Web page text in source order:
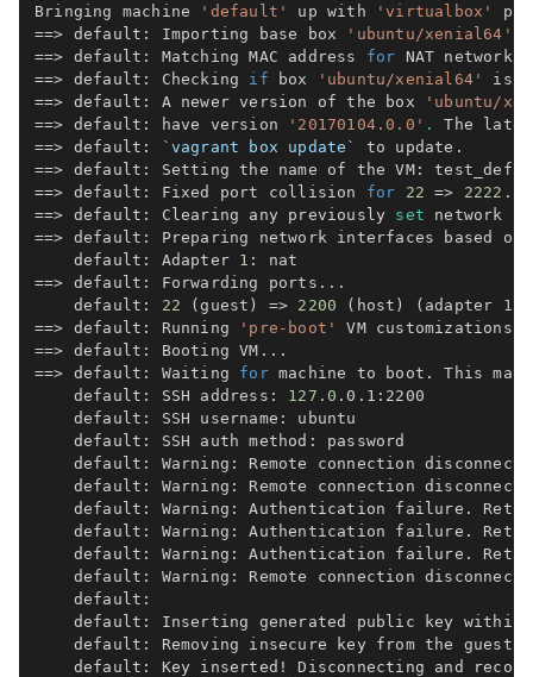
Bringing machine
'default' up with 'virtualbox'
==> default: Importing base box 'ubuntu/xenial64'
==> default: Matching MAC address for NAT
==> default: Checking if box 'ubuntu/xenial64'
is
==> default: A newer version of the box
'ubuntu/
==> default: have version '20170104.0.0' .
The
==> default: ` vagrant box update `
==>
==> default: Fixed port collision for 22 => 2222 .
==> default: Clearing any previously set network
==> default: Preparing network interfaces based on
    default: Adapter
1
==> default: Forwarding ports .. .
    default:
22 (guest ) => 2200 ( host ) ( adapter 1
==> default: Running 'pre-boot' VM customizations
==> default: Booting VM ..
==> default: Waiting for machine to boot. This may
    default: SSH address:
127.0 .0.1:2200
    default: SSH username: ubuntu
    default: SSH auth method: password
default: Warning: Remote connection
default: Warning: Remote connection
default: Warning: Authentication failure.
default: Warning: Authentication failure.
default: Warning: Authentication failure.
default: Warning: Remote connection
    default:
default: Inserting generated public key within
    default: Removing insecure key from the guest
    default: Key inserted
!
Disconnecting and